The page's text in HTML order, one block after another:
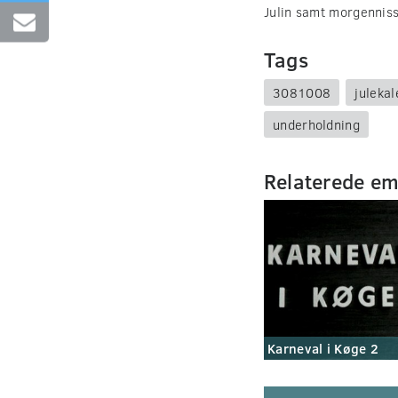
Julin samt
Tags
3081008
underholdning
Relaterede
Karneval i Køge 2